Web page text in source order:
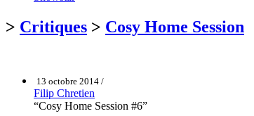
> Critiques > Cosy Home Session
13 octobre 2014 /
Filip Chretien
“Cosy Home Session #6”